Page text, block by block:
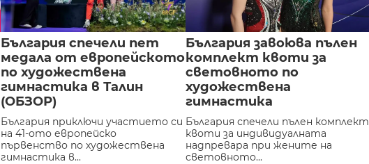
България спечели пет
медала от европейското
по художествена
гимнастика в Талин
(ОБЗОР)
България приключи участието си
на 41-ото европейско
първенство по художествена
гимнастика в...
България завоюва пълен
комплект квоти за
световното по
художествена
гимнастика
България спечели пълен комплект
квоти за индивидуалната
надпревара при жените на
световното...